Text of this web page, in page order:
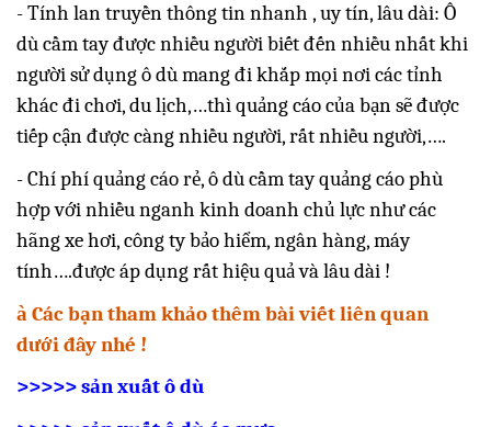
- Tính lan truyền thông tin nhanh , uy tín, lâu dài: Ô
dù cầm tay được nhiều người biết đến nhiều nhất khi
người sử dụng ô dù mang đi khắp mọi nơi các tỉnh
khác đi chơi, du lịch,…thì quảng cáo của bạn sẽ được
tiếp cận được càng nhiều người, rất nhiều người,….
- Chí phí quảng cáo rẻ, ô dù cầm tay quảng cáo phù
hợp với nhiều nganh kinh doanh chủ lực như các
hãng xe hơi, công ty bảo hiểm, ngân hàng, máy
tính….được áp dụng rất hiệu quả và lâu dài !
à Các bạn tham khảo thêm bài viết liên quan
dưới đây nhé !
>>>>>sản xuất ô dù